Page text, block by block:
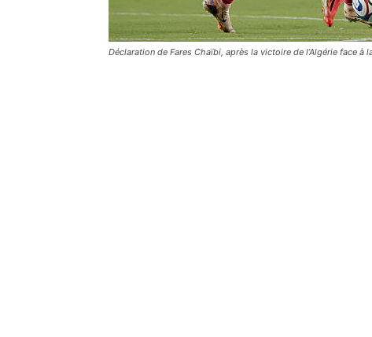
Déclaration de Fares Chaïbi, après la victoire de l’Algérie face